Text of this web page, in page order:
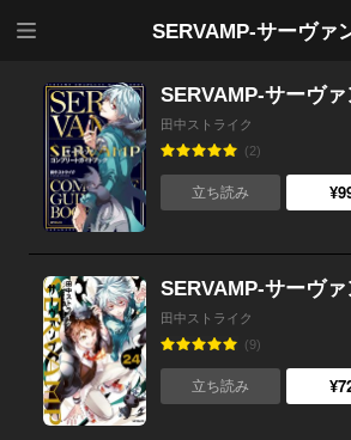
SERVAMP-サーヴァ
田中ストライク
(2)
立ち読み
SERVAMP-サーヴ
田中ストライク
(9)
立ち読み